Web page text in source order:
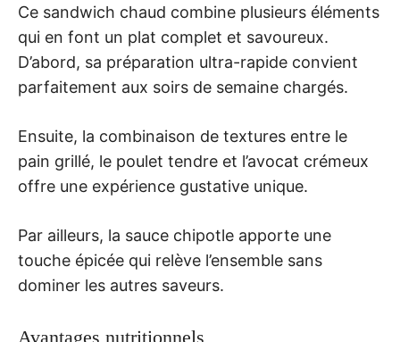
Ce sandwich chaud combine plusieurs éléments
qui en font un plat complet et savoureux.
D’abord, sa préparation ultra-rapide convient
parfaitement aux soirs de semaine chargés.
Ensuite, la combinaison de textures entre le
pain grillé, le poulet tendre et l’avocat crémeux
offre une expérience gustative unique.
Par ailleurs, la sauce chipotle apporte une
touche épicée qui relève l’ensemble sans
dominer les autres saveurs.
Avantages nutritionnels